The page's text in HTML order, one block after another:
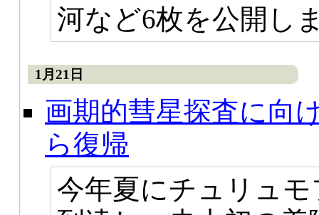
河など6枚を公開し
1月21日
画期的彗星探査に向
ら復帰
今年夏にチュリュ